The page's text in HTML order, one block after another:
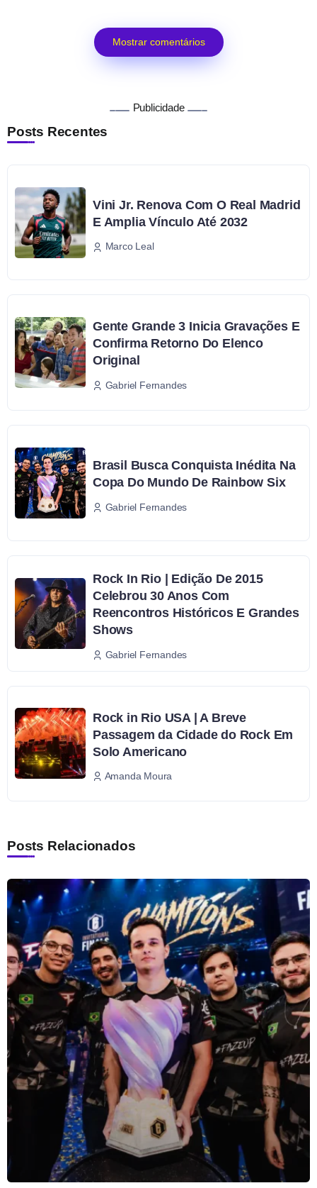
Mostrar comentários
Publicidade
Posts Recentes
Vini Jr. Renova Com O Real Madrid
E Amplia Vínculo Até 2032
Marco Leal
Gente Grande 3 Inicia Gravações E
Confirma Retorno Do Elenco
Original
Gabriel Fernandes
Brasil Busca Conquista Inédita Na
Copa Do Mundo De Rainbow Six
Gabriel Fernandes
Rock In Rio | Edição De 2015
Celebrou 30 Anos Com
Reencontros Históricos E Grandes
Shows
Gabriel Fernandes
Rock in Rio USA | A Breve
Passagem da Cidade do Rock Em
Solo Americano
Amanda Moura
Posts Relacionados